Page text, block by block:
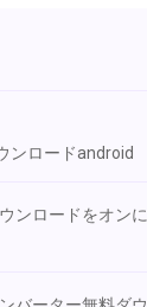
ンロードandroid
ンロードをオンに